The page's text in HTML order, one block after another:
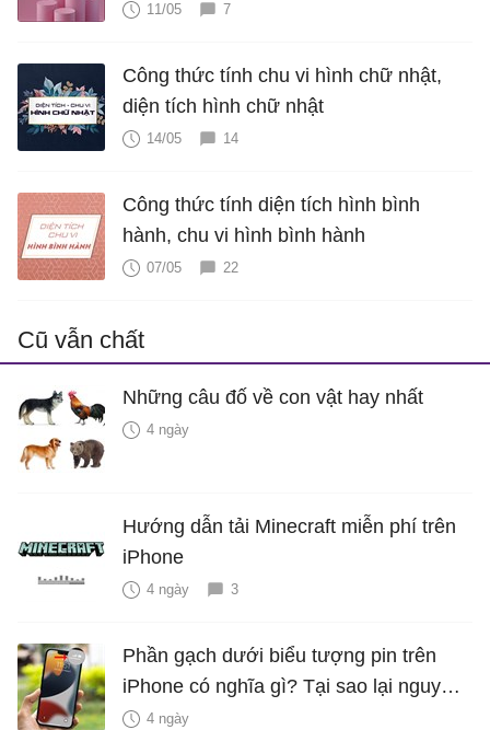
11/05 7
Công thức tính chu vi hình chữ nhật,
diện tích hình chữ nhật
14/05 14
Công thức tính diện tích hình bình
hành, chu vi hình bình hành
07/05 22
Cũ vẫn chất
Những câu đố về con vật hay nhất
4 ngày
Hướng dẫn tải Minecraft miễn phí trên
iPhone
4 ngày 3
Phần gạch dưới biểu tượng pin trên
iPhone có nghĩa gì? Tại sao lại nguy
hiểm?
4 ngày